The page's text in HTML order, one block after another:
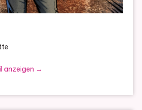
anzeigen →